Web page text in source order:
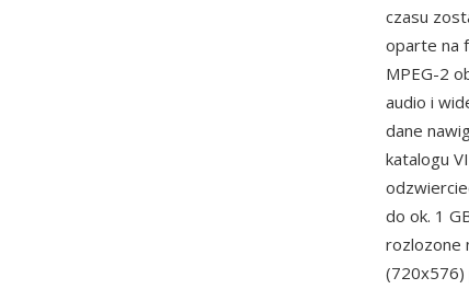
czasu
oparte na
MPEG-2
audio i
dane
katalogu
do ok. 1
rozlozone
(720x576)